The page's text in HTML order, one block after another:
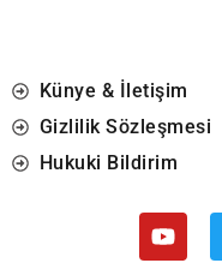
Künye & İletişim
Gizlilik Sözleşmesi
Hukuki Bildirim